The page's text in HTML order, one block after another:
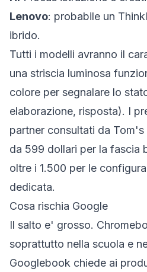
Lenovo: probabile un
ibrido.
Tutti i modelli avranno il
una striscia luminosa
colore per segnalare lo
elaborazione, risposta). I
partner consultati da
da 599 dollari per la fascia
oltre i 1.500 per le
dedicata.
Cosa rischia Google
Il salto e' grosso.
soprattutto nella scuola e
Googlebook chiede ai